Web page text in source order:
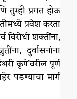
तुम्ही प्रगत होऊ
प्रवेश करता
विरोधी शक्तींना,
दुर्वासनांना
कृपे’वरील पूर्ण
पडण्याचा मार्ग